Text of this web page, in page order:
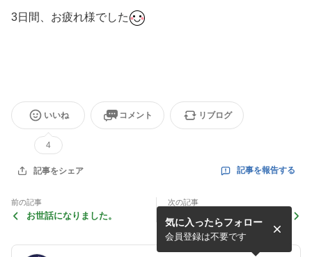
3日間、お疲れ様でした
いいね
4
コメント リブログ
記事をシェア 記事を報告する
前の記事
お世話になりました。
次の記事
気に入ったらフォロー
会員登録は不要です